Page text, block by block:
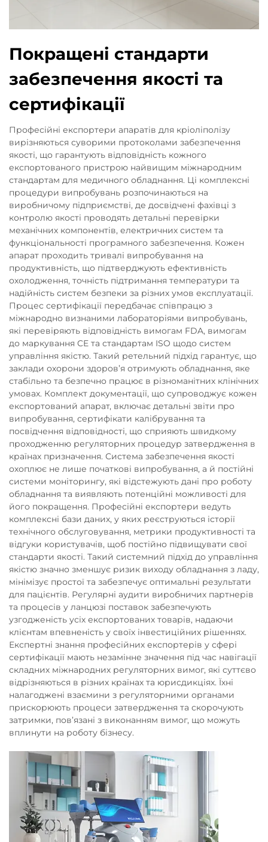
Покращені стандарти
забезпечення якості та
сертифікації
Професійні експортери апаратів для кріоліполізу
вирізняються суворими протоколами забезпечення
якості, що гарантують відповідність кожного
експортованого пристрою найвищим міжнародним
стандартам для медичного обладнання. Ці комплексні
процедури випробувань розпочинаються на
виробничому підприємстві, де досвідчені фахівці з
контролю якості проводять детальні перевірки
механічних компонентів, електричних систем та
функціональності програмного забезпечення. Кожен
апарат проходить тривалі випробування на
продуктивність, що підтверджують ефективність
охолодження, точність підтримання температури та
надійність систем безпеки за різних умов експлуатації.
Процес сертифікації передбачає співпрацю з
міжнародно визнаними лабораторіями випробувань,
які перевіряють відповідність вимогам FDA, вимогам
до маркування CE та стандартам ISO щодо систем
управління якістю. Такий ретельний підхід гарантує, що
заклади охорони здоров’я отримують обладнання, яке
стабільно та безпечно працює в різноманітних клінічних
умовах. Комплект документації, що супроводжує кожен
експортований апарат, включає детальні звіти про
випробування, сертифікати калібрування та
посвідчення відповідності, що сприяють швидкому
проходженню регуляторних процедур затвердження в
країнах призначення. Система забезпечення якості
охоплює не лише початкові випробування, а й постійні
системи моніторингу, які відстежують дані про роботу
обладнання та виявляють потенційні можливості для
його покращення. Професійні експортери ведуть
комплексні бази даних, у яких реєструються історії
технічного обслуговування, метрики продуктивності та
відгуки користувачів, щоб постійно підвищувати свої
стандарти якості. Такий системний підхід до управління
якістю значно зменшує ризик виходу обладнання з ладу,
мінімізує простої та забезпечує оптимальні результати
для пацієнтів. Регулярні аудити виробничих партнерів
та процесів у ланцюзі поставок забезпечують
узгодженість усіх експортованих товарів, надаючи
клієнтам впевненість у своїх інвестиційних рішеннях.
Експертні знання професійних експортерів у сфері
сертифікації мають незамінне значення під час навігації
складних міжнародних регуляторних вимог, які суттєво
відрізняються в різних країнах та юрисдикціях. Їхні
налагоджені взаємини з регуляторними органами
прискорюють процеси затвердження та скорочують
затримки, пов’язані з виконанням вимог, що можуть
вплинути на роботу бізнесу.